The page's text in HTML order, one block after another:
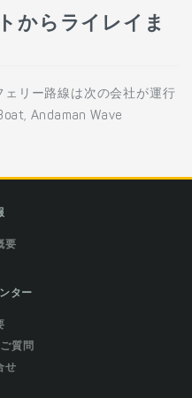
からライレイま
ェリー路線は次の会社が運行
Andaman Wave
要
ター
質問
せ